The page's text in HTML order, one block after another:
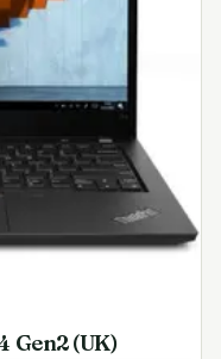
Gen2 (UK)